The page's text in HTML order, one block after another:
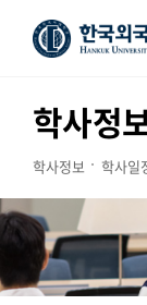
학사정
학사정보 학사일